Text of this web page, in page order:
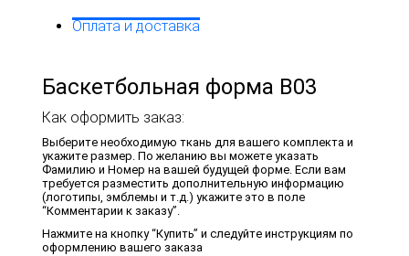
Оплата и доставка
Баскетбольная форма B03
Как оформить заказ:
Выберите необходимую ткань для вашего комплекта и
укажите размер. По желанию вы можете указать
Фамилию и Номер на вашей будущей форме. Если вам
требуется разместить дополнительную информацию
(логотипы, эмблемы и т.д.) укажите это в поле
“Комментарии к заказу”.
Нажмите на кнопку “Купить” и следуйте инструкциям по
оформлению вашего заказа